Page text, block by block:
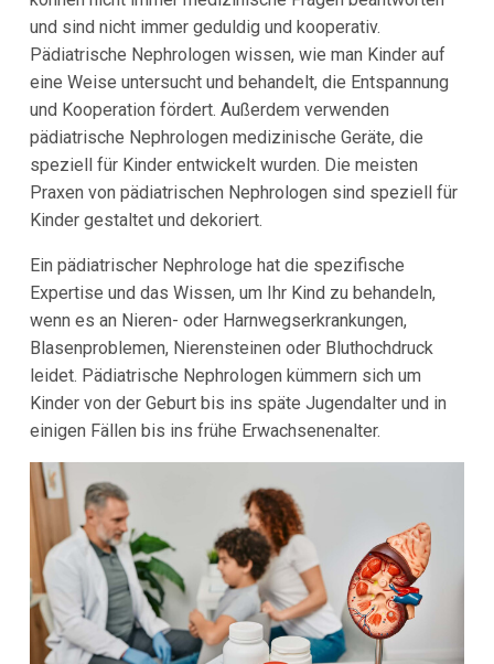
und sind nicht immer geduldig und kooperativ.
Pädiatrische Nephrologen wissen, wie man Kinder auf
eine Weise untersucht und behandelt, die Entspannung
und Kooperation fördert. Außerdem verwenden
pädiatrische Nephrologen medizinische Geräte, die
speziell für Kinder entwickelt wurden. Die meisten
Praxen von pädiatrischen Nephrologen sind speziell für
Kinder gestaltet und dekoriert.
Ein pädiatrischer Nephrologe hat die spezifische
Expertise und das Wissen, um Ihr Kind zu behandeln,
wenn es an Nieren- oder Harnwegserkrankungen,
Blasenproblemen, Nierensteinen oder Bluthochdruck
leidet. Pädiatrische Nephrologen kümmern sich um
Kinder von der Geburt bis ins späte Jugendalter und in
einigen Fällen bis ins frühe Erwachsenenalter.